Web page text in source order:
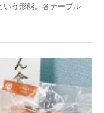
う形態。各テーブル